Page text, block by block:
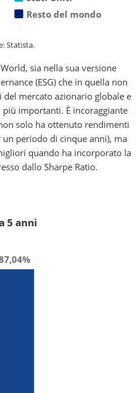
Resto del mondo
Statista.
sia nella sua versione
(ESG) che in quella non
del mercato azionario globale e
importanti. È incoraggiante
solo ha ottenuto rendimenti
periodo di cinque anni), ma
quando ha incorporato la
dallo Sharpe Ratio.
5 anni